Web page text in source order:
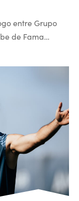
entre Grupo
de Fama…